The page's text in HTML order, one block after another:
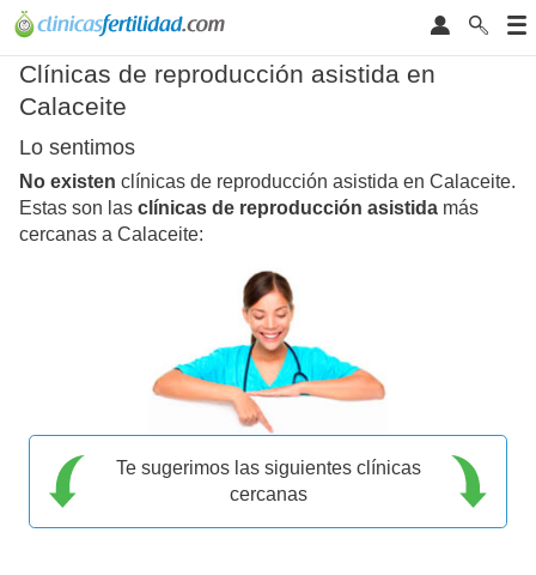
Clínicas de reproducción asistida en
Calaceite
Lo sentimos
No existen clínicas de reproducción asistida en Calaceite.
Estas son las clínicas de reproducción asistida más
cercanas a Calaceite:
Te sugerimos las siguientes clínicas
cercanas